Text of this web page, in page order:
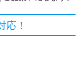
応！